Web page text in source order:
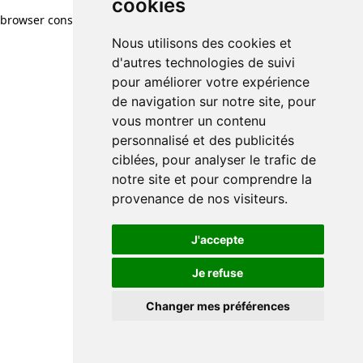
cookies
Nous utilisons des cookies et
d'autres technologies de suivi
pour améliorer votre expérience
de navigation sur notre site, pour
vous montrer un contenu
personnalisé et des publicités
ciblées, pour analyser le trafic de
notre site et pour comprendre la
provenance de nos visiteurs.
J'accepte
Je refuse
Changer mes préférences
browser console for more information)